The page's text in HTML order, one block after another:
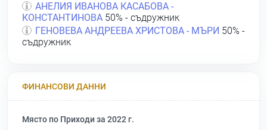
АНЕЛИЯ ИВАНОВА КАСАБОВА -
КОНСТАНТИНОВА 50% - съдружник
ГЕНОВЕВА АНДРЕЕВА ХРИСТОВА - МЪРИ 50% -
съдружник
ФИНАНСОВИ ДАННИ
Място по Приходи за 2022 г.